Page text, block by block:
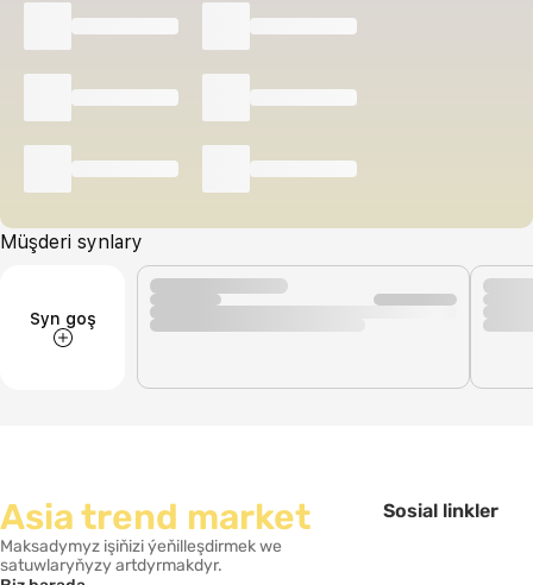
Müşderi synlary
Syn goş
Asia trend market
Maksadymyz işiňizi ýeňilleşdirmek we
satuwlaryňyzy artdyrmakdyr.
Sosial linkler